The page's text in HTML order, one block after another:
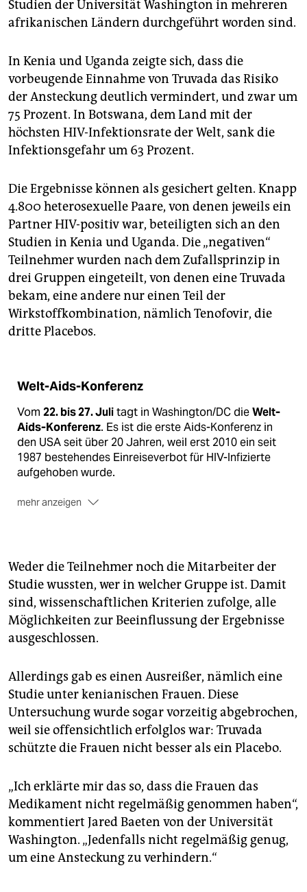
Studien der Universität Washington in mehreren
afrikanischen Ländern durchgeführt worden sind.
In Kenia und Uganda zeigte sich, dass die
vorbeugende Einnahme von Truvada das Risiko
der Ansteckung deutlich vermindert, und zwar um
75 Prozent. In Botswana, dem Land mit der
höchsten HIV-Infektionsrate der Welt, sank die
Infektionsgefahr um 63 Prozent.
Die Ergebnisse können als gesichert gelten. Knapp
4.800 heterosexuelle Paare, von denen jeweils ein
Partner HIV-positiv war, beteiligten sich an den
Studien in Kenia und Uganda. Die „negativen“
Teilnehmer wurden nach dem Zufallsprinzip in
drei Gruppen eingeteilt, von denen eine Truvada
bekam, eine andere nur einen Teil der
Wirkstoffkombination, nämlich Tenofovir, die
dritte Placebos.
Welt-Aids-Konferenz
Vom 22. bis 27. Julitagt in Washington/DC dieWelt-
Aids-Konferenz. Es ist die erste Aids-Konferenz in
den USA seit über 20 Jahren, weil erst 2010 ein seit
1987 bestehendes Einreiseverbot für HIV-Infizierte
aufgehoben wurde.
mehr anzeigen
Erfolge:
Auf den Gebieten der Impfung und
Prävention sind den Experten zufolge große
Fortschritte erzielt worden. Auch die Behandlung von
Kranken wird effektiver: 2011 starben laut UNO noch
1,7 Millionen Menschen an Aids; vor wenigen Jahren
waren es noch jährlich weit über zwei Millionen.
Medikamente und steigende Infektionszahlen in
Gebieten außerhalb der traditionellen afrikanischen
Kerngebiete von Aids bereiten große Sorgen. Auch
die Eurokrise beunruhigt die Experten. Sie fürchten,
dass reiche Länder ihre finanziellen Versprechen nicht
mehr einhalten.
Milliarden Dollar (ca. 13 Milliarden Euro) zum Kampf
gegen Aids ausgegeben. Das seien rund 7 Milliarden
Dollar weniger als nötig, um das Ziel einer
flächendeckenden Versorgung aller Aidsinfizierten
mit Medikamenten zu erreichen, heißt es. Manche
Geber finanzieren jetzt lieber die prestigeträchtige
Weder die Teilnehmer noch die Mitarbeiter der
Studie wussten, wer in welcher Gruppe ist. Damit
sind, wissenschaftlichen Kriterien zufolge, alle
Möglichkeiten zur Beeinflussung der Ergebnisse
ausgeschlossen.
Allerdings gab es einen Ausreißer, nämlich eine
Studie unter kenianischen Frauen. Diese
Untersuchung wurde sogar vorzeitig abgebrochen,
weil sie offensichtlich erfolglos war: Truvada
schützte die Frauen nicht besser als ein Placebo.
„Ich erklärte mir das so, dass die Frauen das
Medikament nicht regelmäßig genommen haben“,
kommentiert Jared Baeten von der Universität
Washington. „Jedenfalls nicht regelmäßig genug,
um eine Ansteckung zu verhindern.“